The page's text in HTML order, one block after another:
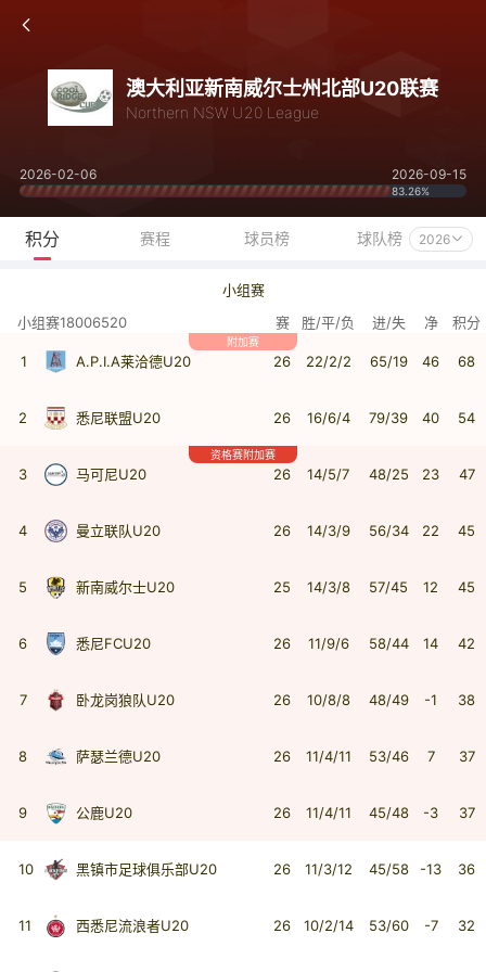
澳大利亚新南威尔士州北部U20联赛
Northern NSW U20 League
2026-02-06 2026-09-15
83.26%
积分 赛程 球员榜 球队榜 2026
小组赛
小组赛18006520
赛 胜/平/负 进/失 净 积分
附加赛
1 A.P.I.A莱洽德U20 26 22/2/2 65/19 46 68
2 悉尼联盟U20 26 16/6/4 79/39 40 54
资格赛附加赛
3 马可尼U20 26 14/5/7 48/25 23 47
4 曼立联队U20 26 14/3/9 56/34 22 45
5 新南威尔士U20 25 14/3/8 57/45 12 45
6 悉尼FCU20 26 11/9/6 58/44 14 42
7 卧龙岗狼队U20 26 10/8/8 48/49 -1 38
8 萨瑟兰德U20 26 11/4/11 53/46 7 37
9 公鹿U20 26 11/4/11 45/48 -3 37
10 黑镇市足球俱乐部U20 26 11/3/12 45/58 -13 36
11 西悉尼流浪者U20 26 10/2/14 53/60 -7 32